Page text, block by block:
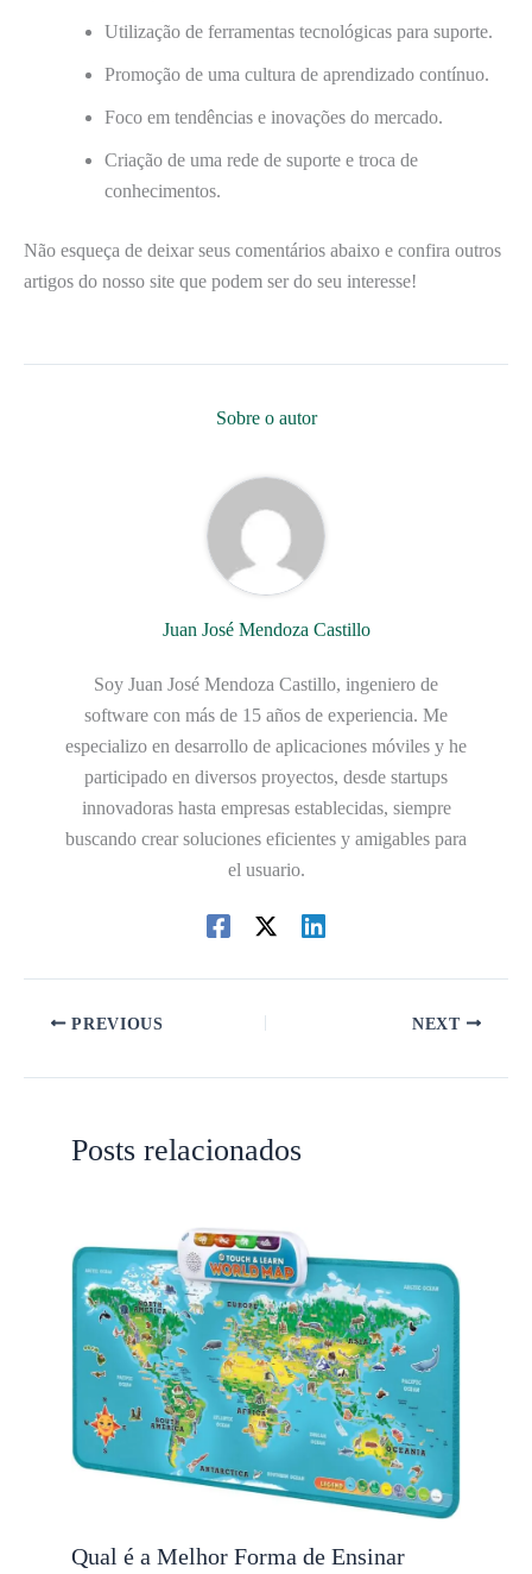
Utilização de ferramentas tecnológicas para suporte.
Promoção de uma cultura de aprendizado contínuo.
Foco em tendências e inovações do mercado.
Criação de uma rede de suporte e troca de
conhecimentos.
Não esqueça de deixar seus comentários abaixo e confira outros
artigos do nosso site que podem ser do seu interesse!
Sobre o autor
Juan José Mendoza Castillo
Soy Juan José Mendoza Castillo, ingeniero de
software con más de 15 años de experiencia. Me
especializo en desarrollo de aplicaciones móviles y he
participado en diversos proyectos, desde startups
innovadoras hasta empresas establecidas, siempre
buscando crear soluciones eficientes y amigables para
el usuario.
PREVIOUS NEXT
Posts relacionados
Qual é a Melhor Forma de Ensinar